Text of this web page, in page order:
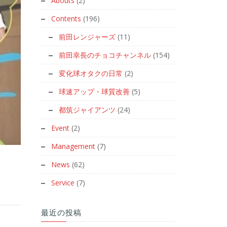
Contents (196)
前田レンジャーズ (11)
前田幸長のチョコチャンネル (154)
変化球オタクの日常 (2)
球速アップ・球質改善 (5)
都筑ジャイアンツ (24)
Event (2)
Management (7)
News (62)
Service (7)
最近の投稿